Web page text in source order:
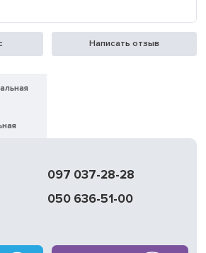
Написать отзыв
097 037-28-28
050 636-51-00